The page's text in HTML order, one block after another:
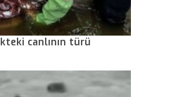
canlının türü